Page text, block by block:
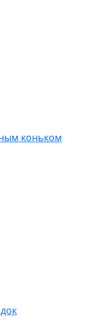
коньком